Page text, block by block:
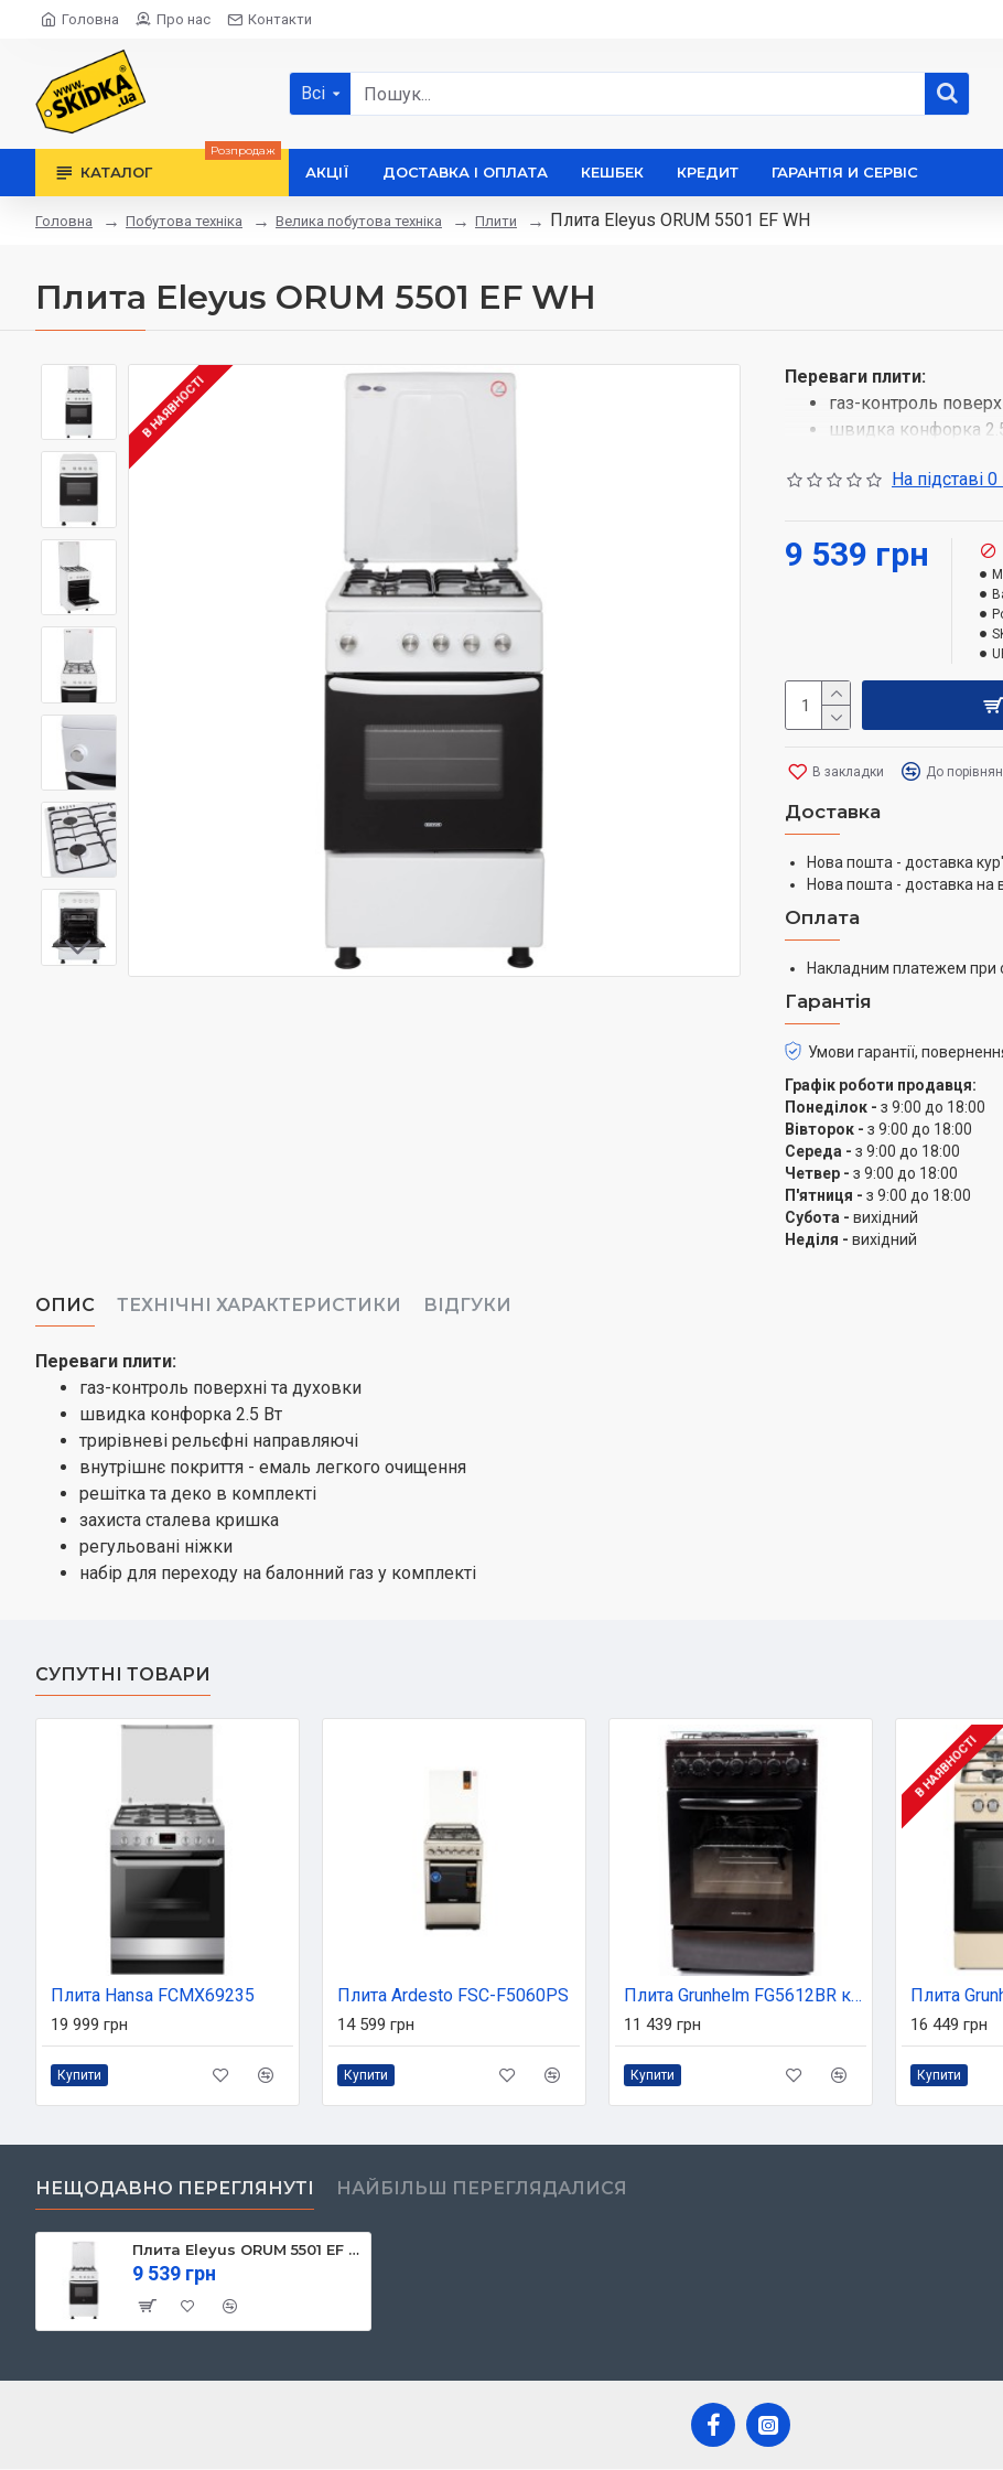
Головна Про нас Контакти
Всі
КАТАЛОГ
Розпродаж
АКЦІЇ ДОСТАВКА І ОПЛАТА КЕШБЕК КРЕДИТ ГАРАНТІЯ И СЕРВІС
Головна Побутова техніка Велика побутова техніка Плити Плита Eleyus ORUM 5501 EF WH
Плита Eleyus ORUM 5501 EF WH
В НАЯВНОСТІ
Переваги плити:
газ-контроль
швидка конфорка
внутрішнє
регульовані ніжки
набір для переходу
На підставі 0
9 539 грн
В закладки До
Доставка
Нова пошта - доставка
Нова пошта - доставка на
Оплата
Накладним платежем при
Гарантія
Умови гарантії,
Графік роботи продавця:
Понеділок - з 9:00 до 18:00
Вівторок - з 9:00 до 18:00
Середа - з 9:00 до 18:00
Четвер - з 9:00 до 18:00
П'ятниця - з 9:00 до 18:00
Субота - вихідний
Неділя - вихідний
ОПИС ТЕХНІЧНІ ХАРАКТЕРИСТИКИ ВІДГУКИ
Переваги плити:
газ-контроль поверхні та духовки
швидка конфорка 2.5 Вт
трирівневі рельєфні направляючі
внутрішнє покриття - емаль легкого очищення
решітка та деко в комплекті
захиста сталева кришка
регульовані ніжки
набір для переходу на балонний газ у комплекті
СУПУТНІ ТОВАРИ
Плита Hansa FCMX69235
19 999 грн
Купити
Плита Ardesto FSC-F5060PS
14 599 грн
Купити
Плита Grunhelm FG5612BR кор
11 439 грн
Купити
В НАЯВНОСТІ
16 449 грн
Купити
НЕЩОДАВНО ПЕРЕГЛЯНУТІ НАЙБІЛЬШ ПЕРЕГЛЯДАЛИСЯ
Плита Eleyus ORUM 5501 EF WH
9 539 грн